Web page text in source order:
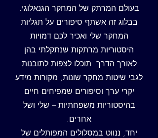
בעולם המרתק של המחקר הגנאלוגי.
בבלוג זה אשתף סיפורים על תגליות
המחקר שלי ואכיר לכם דמויות
היסטוריות מרתקות שנתקלתי בהן
לאורך הדרך. תוכלו לצפות לתובנות
לגבי שיטות מחקר שונות, מקורות מידע
יקרי ערך וסיפורים שמפיחים חיים
בהיסטוריות משפחתיות – שלי ושל
אחרים.
יחד, ננווט במסלולים המפותלים של